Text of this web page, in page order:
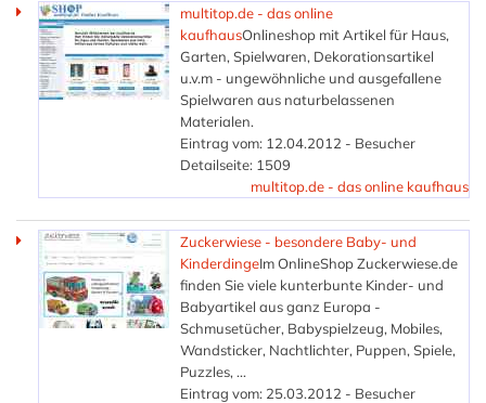
multitop.de - das online
kaufhausOnlineshop mit Artikel für Haus,
Garten, Spielwaren, Dekorationsartikel
u.v.m - ungewöhnliche und ausgefallene
Spielwaren aus naturbelassenen
Materialen.
Eintrag vom: 12.04.2012 - Besucher
Detailseite: 1509
multitop.de - das online kaufhaus
Zuckerwiese - besondere Baby- und
KinderdingeIm OnlineShop Zuckerwiese.de
finden Sie viele kunterbunte Kinder- und
Babyartikel aus ganz Europa -
Schmusetücher, Babyspielzeug, Mobiles,
Wandsticker, Nachtlichter, Puppen, Spiele,
Puzzles, ...
Eintrag vom: 25.03.2012 - Besucher